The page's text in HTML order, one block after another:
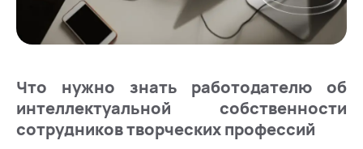
Что нужно знать работодателю об
интеллектуальной собственности
сотрудников творческих профессий